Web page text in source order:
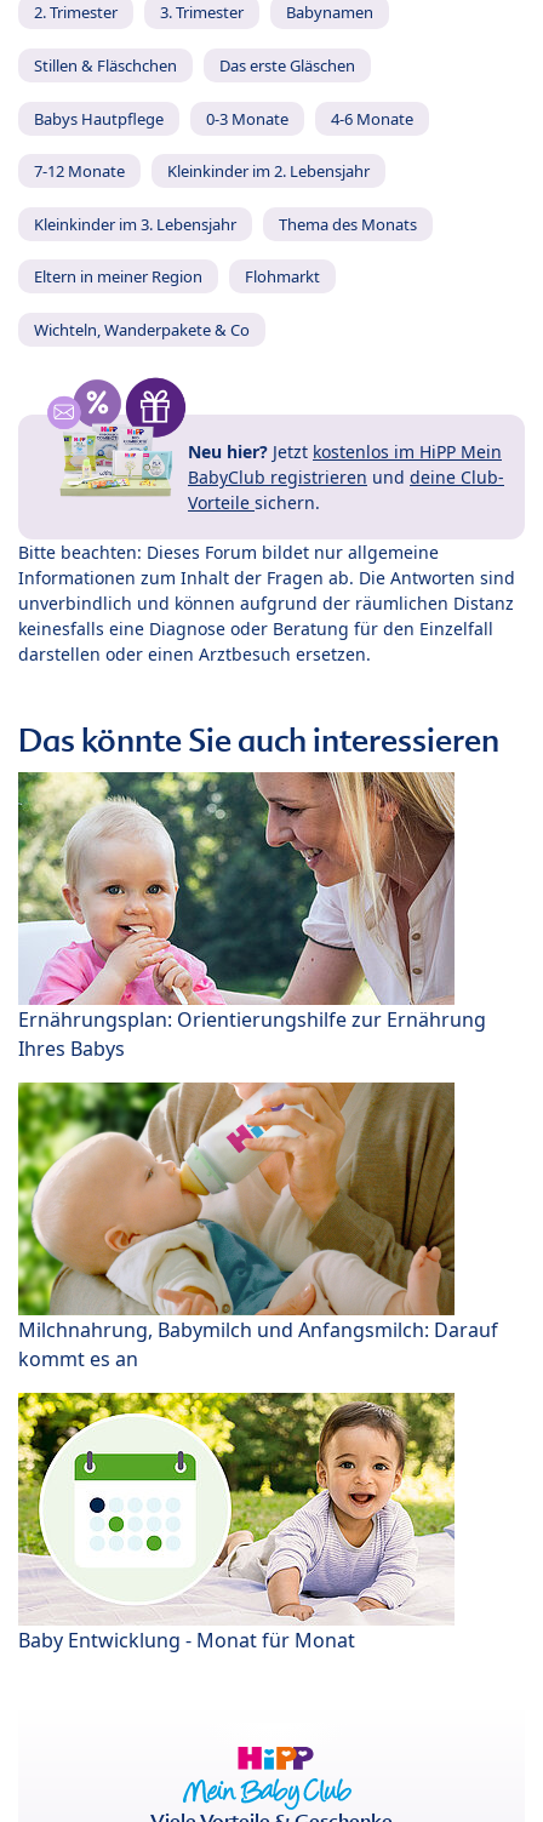
2. Trimester 3. Trimester Babynamen
Stillen & Fläschchen Das erste Gläschen
Babys Hautpflege 0-3 Monate 4-6 Monate
7-12 Monate Kleinkinder im 2. Lebensjahr
Kleinkinder im 3. Lebensjahr Thema des Monats
Eltern in meiner Region Flohmarkt
Wichteln, Wanderpakete & Co
Neu hier? Jetzt kostenlos im HiPP Mein
BabyClub registrieren und deine Club-
Vorteile sichern.
Bitte beachten: Dieses Forum bildet nur allgemeine
Informationen zum Inhalt der Fragen ab. Die Antworten sind
unverbindlich und können aufgrund der räumlichen Distanz
keinesfalls eine Diagnose oder Beratung für den Einzelfall
darstellen oder einen Arztbesuch ersetzen.
Das könnte Sie auch interessieren
Ernährungsplan: Orientierungshilfe zur Ernährung
Ihres Babys
Milchnahrung, Babymilch und Anfangsmilch: Darauf
kommt es an
Baby Entwicklung - Monat für Monat